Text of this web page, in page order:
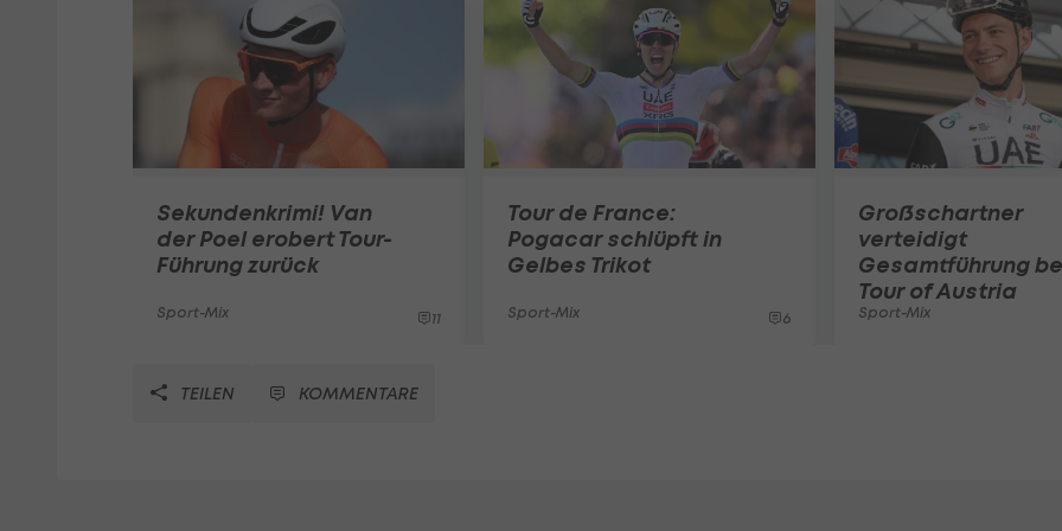
Sekundenkrimi! Van
der Poel erobert Tour-
Führung zurück
Sport-Mix 11
Tour de France:
Pogacar schlüpft in
Gelbes Trikot
Sport-Mix 6
Großschartner
verteidigt
Gesamtführung
Tour of Austria
Sport-Mix
TEILEN KOMMENTARE